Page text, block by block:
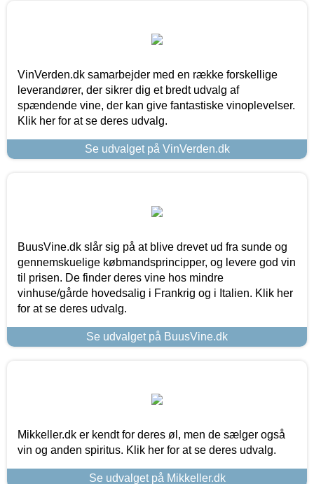
VinVerden.dk samarbejder med en række forskellige
leverandører, der sikrer dig et bredt udvalg af
spændende vine, der kan give fantastiske vinoplevelser.
Klik her for at se deres udvalg.
Se udvalget på VinVerden.dk
BuusVine.dk slår sig på at blive drevet ud fra sunde og
gennemskuelige købmandsprincipper, og levere god vin
til prisen. De finder deres vine hos mindre
vinhuse/gårde hovedsalig i Frankrig og i Italien. Klik her
for at se deres udvalg.
Se udvalget på BuusVine.dk
Mikkeller.dk er kendt for deres øl, men de sælger også
vin og anden spiritus. Klik her for at se deres udvalg.
Se udvalget på Mikkeller.dk